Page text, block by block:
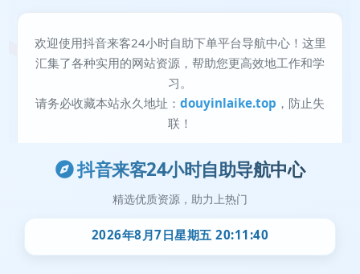
抖音来客24小时自助导航中心
精选优质资源，助力上热门
2026年8月7日星期五 20:11:40